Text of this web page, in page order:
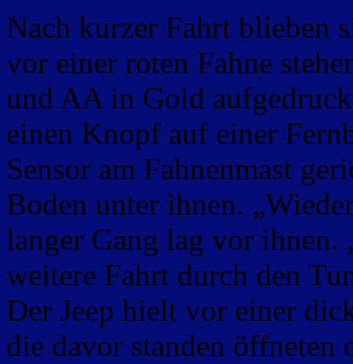
Nach kurzer Fahrt blieben
vor einer roten Fahne
und AA in Gold
einen Knopf auf einer
Sensor am Fahnenmast
Boden unter ihnen.
langer Gang lag vor ihnen.
weitere Fahrt durch den
Der Jeep hielt vor einer
die davor standen